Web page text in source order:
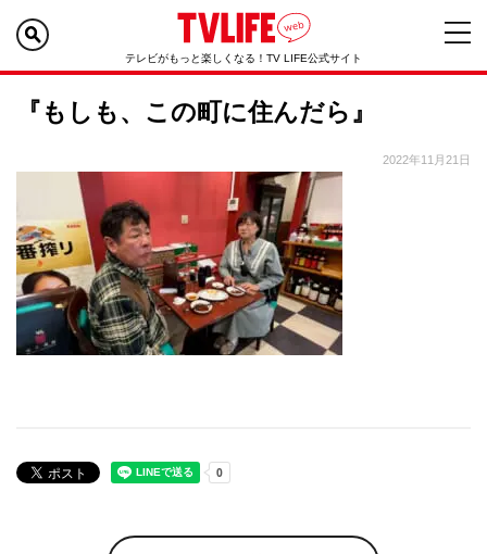
テレビがもっと楽しくなる！TV LIFE公式サイト
『もしも、この町に住んだら』
2022年11月21日